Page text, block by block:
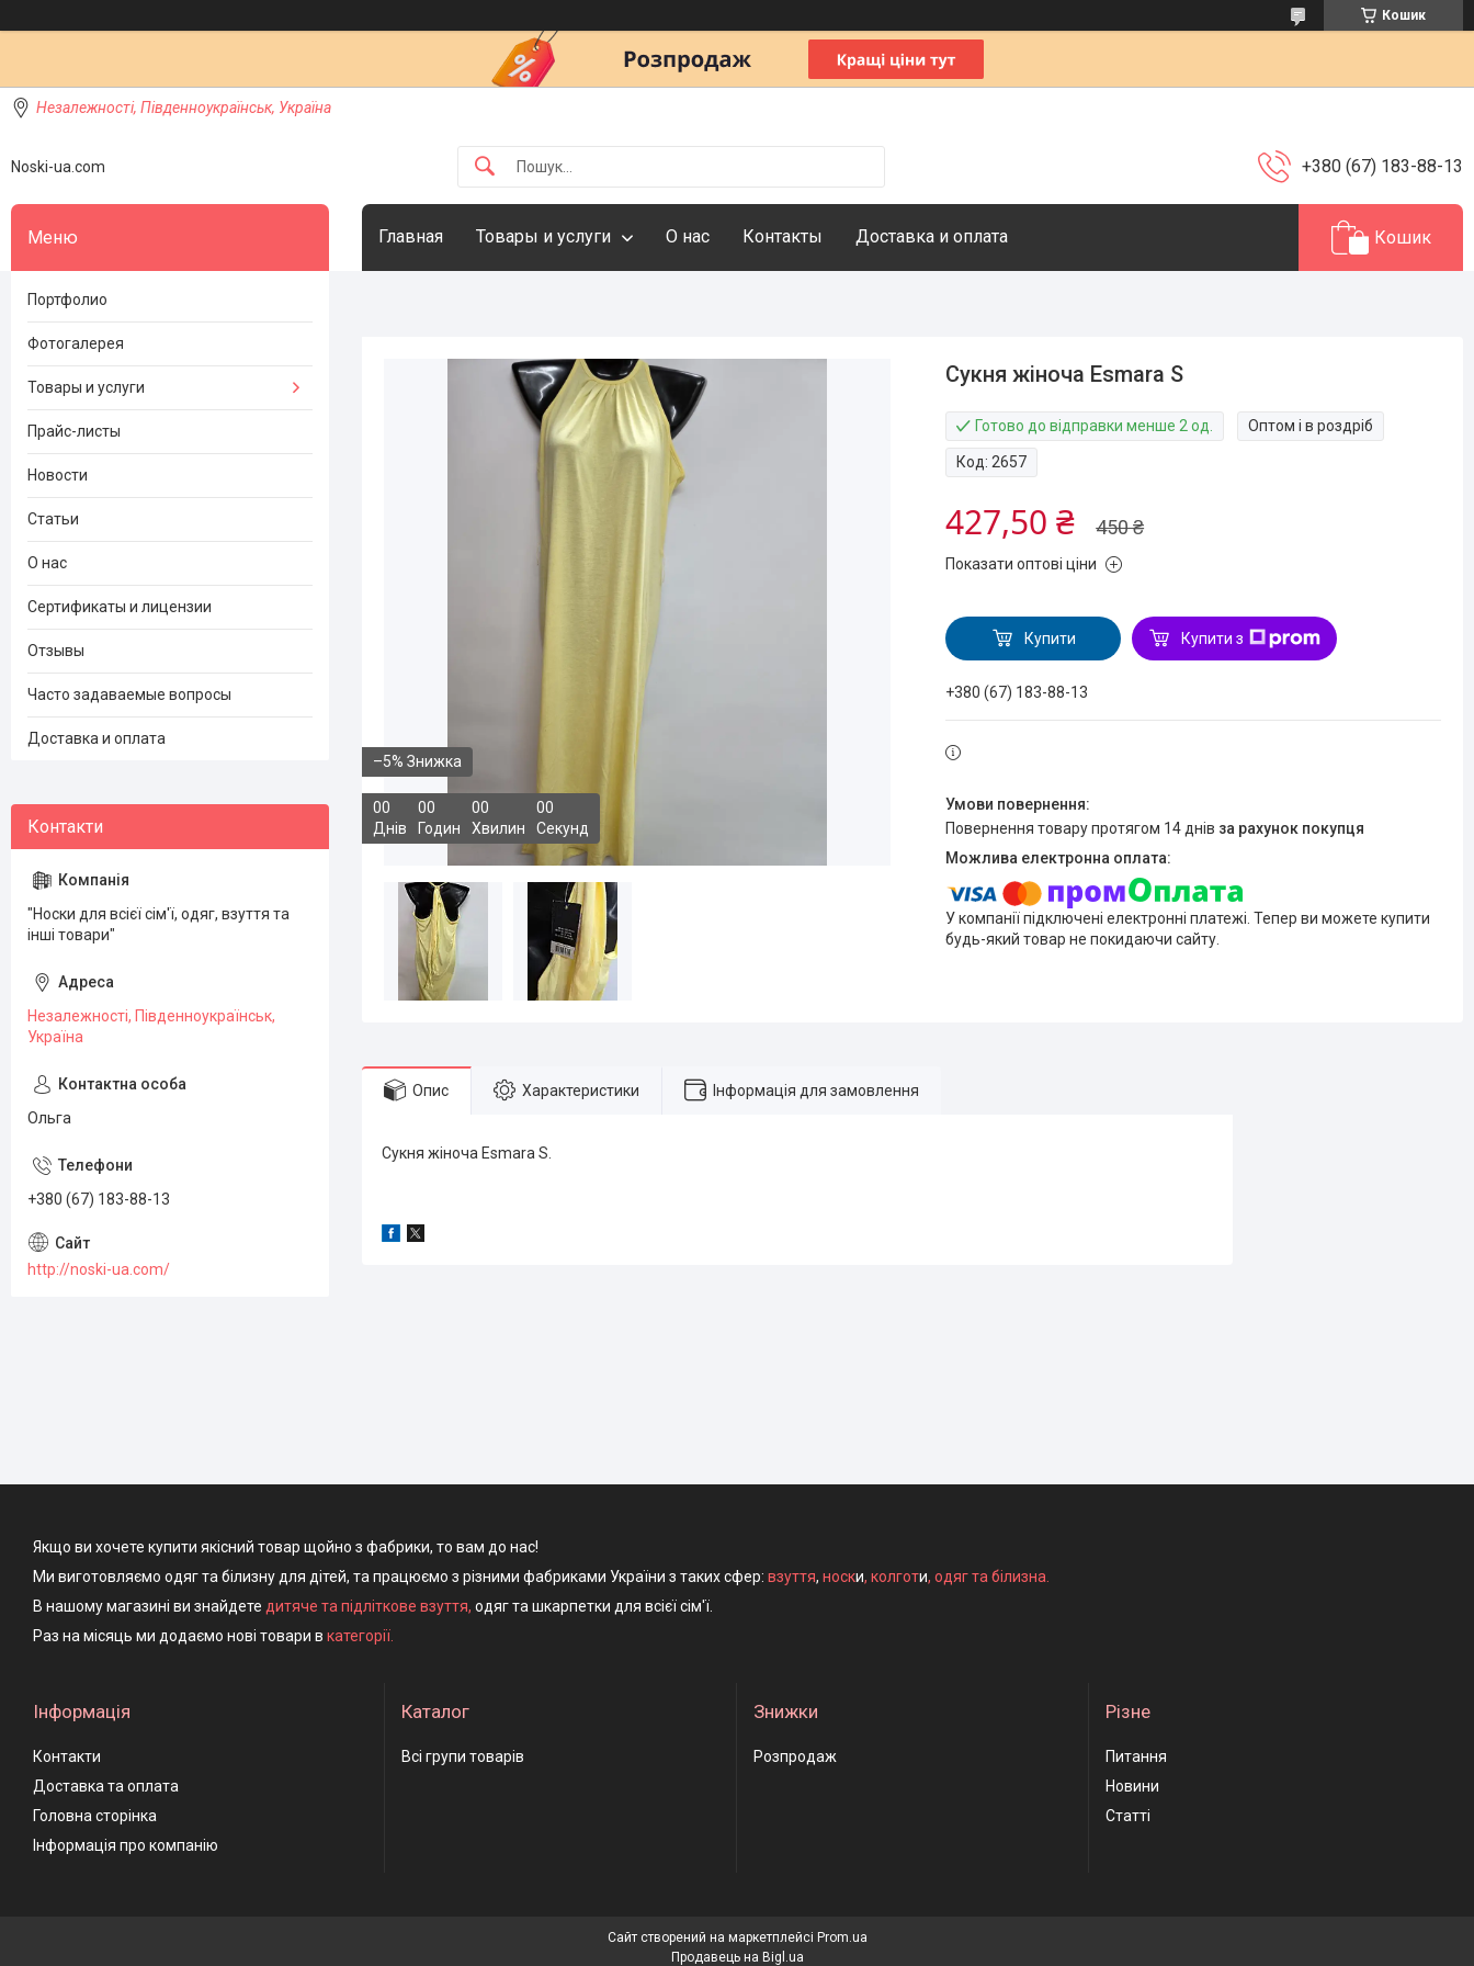
Кошик
Незалежності, Південноукраїнськ, Україна
Noski-ua.com +380 (67) 183-88-13
Главная Товары и услуги О нас Контакты Доставка и оплата Кошик
–5%
00
Днів
00
Годин
00
Хвилин
00
Секунд
Сукня жіноча Esmara S
Готово до відправки менше 2 од. Оптом і в роздріб
Код: 2657
450 ₴
427,50 ₴
Показати оптові ціни
Купити Купити з
+380 (67) 183-88-13
повернення товару протягом 14 днів за рахунок покупця
У компанії підключені електронні платежі. Тепер ви можете купити
будь-який товар не покидаючи сайту.
Опис Характеристики Інформація для замовлення
Сукня жіноча Esmara S.
Портфолио
Фотогалерея
Товары и услуги
Прайс-листы
Новости
Статьи
О нас
Сертификаты и лицензии
Отзывы
Часто задаваемые вопросы
Доставка и оплата
"Носки для всієї сім'ї, одяг, взуття та
інші товари"
Незалежності, Південноукраїнськ,
Україна
Ольга
+380 (67) 183-88-13
http://noski-ua.com/
Якщо ви хочете купити якісний товар щойно з фабрики, то вам до нас!
Ми виготовляємо одяг та білизну для дітей, та працюємо з різними фабриками України з таких сфер: взуття, носки, колготи, одяг та білизна.
В нашому магазині ви знайдете дитяче та підліткове взуття, одяг та шкарпетки для всієї сім'ї.
Раз на місяць ми додаємо нові товари в категорії.
Інформація
Контакти
Доставка та оплата
Головна сторінка
Інформація про компанію
Каталог
Всі групи товарів
Знижки
Розпродаж
Різне
Питання
Новини
Статті
Сайт створений на маркетплейсі Prom.ua
Продавець на Bigl.ua